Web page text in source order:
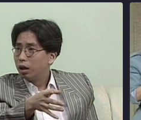
为卖楼而引发的笑话也不
乐的“实用广东话”，矫正大
绎<眼光光>。而蓝战士亦会